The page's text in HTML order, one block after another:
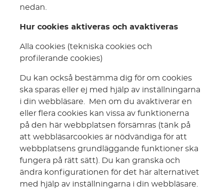
nedan.
Hur cookies aktiveras och avaktiveras
Alla cookies (tekniska cookies och
profilerande cookies)
Du kan också bestämma dig för om cookies
ska sparas eller ej med hjälp av inställningarna
i din webbläsare. Men om du avaktiverar en
eller flera cookies kan vissa av funktionerna
på den här webbplatsen försämras (tänk på
att webbläsarcookies är nödvändiga för att
webbplatsens grundläggande funktioner ska
fungera på rätt sätt). Du kan granska och
ändra konfigurationen för det här alternativet
med hjälp av inställningarna i din webbläsare.